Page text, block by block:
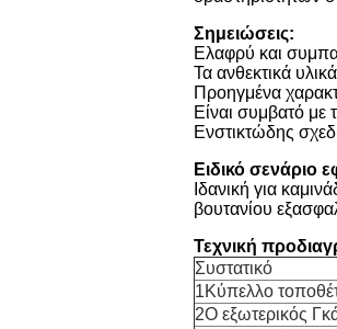
Σημειώσεις:
Ελαφρύ και
Τα ανθεκτικά
Προηγμένα
Είναι συμβατό με
Ενστικτώδης
Ειδικό σενάριο
Ιδανική για
βουτανίου
Τεχνική
Συστατικό
1Κύπελλο
2Ο εξωτερικός